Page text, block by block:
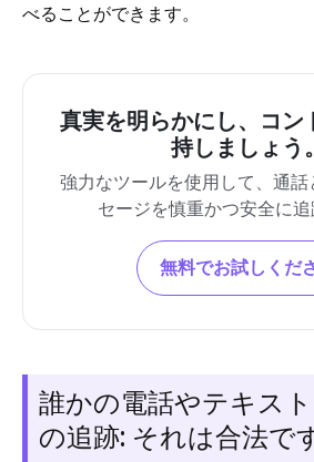
べることができます。
真実を明らかにし、コン
持しましょう。
強力なツールを使用して、通話
セージを慎重かつ安全に追
無料でお試しくだ
誰かの電話やテキス
の追跡: それは合法で